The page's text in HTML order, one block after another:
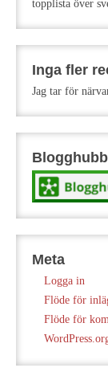
topplista över
Inga fler
Jag tar för
Blogghubb
Meta
Logga in
Flöde för
Flöde för